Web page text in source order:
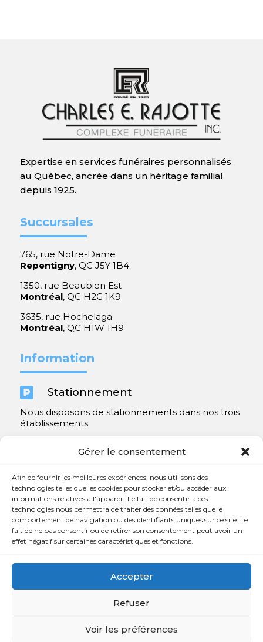
Gérer le consentement
Afin de fournir les meilleures expériences, nous utilisons des
technologies telles que les cookies pour stocker et/ou accéder aux
informations relatives à l'appareil. Le fait de consentir à ces
technologies nous permettra de traiter des données telles que le
comportement de navigation ou des identifiants uniques sur ce site. Le
fait de ne pas consentir ou de retirer son consentement peut avoir un
effet négatif sur certaines caractéristiques et fonctions.
Accepter
Refuser
Voir les préférences
Expertise en services funéraires personnalisés
au Québec, ancrée dans un héritage familial
depuis 1925.
Succursales
765, rue Notre-Dame
Repentigny, QC J5Y 1B4
1350, rue Beaubien Est
Montréal, QC H2G 1K9
3635, rue Hochelaga
Montréal, QC H1W 1H9
Information
 Stationnement
Nous disposons de stationnements dans nos trois
établissements.
Contact
 450 654-3342
 info@charlesrajotte.com
765, rue Notre-Dame
Copyright © Charles E. Rajotte complexe funéraire 2024 –